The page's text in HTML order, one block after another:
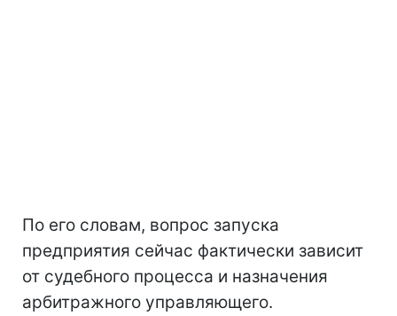
По его словам, вопрос запуска
предприятия сейчас фактически зависит
от судебного процесса и назначения
арбитражного управляющего.